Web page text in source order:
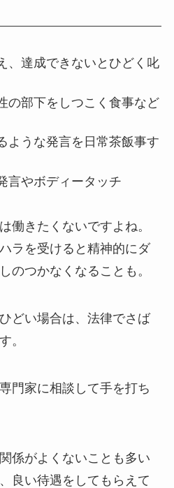
、達成できないとひどく叱
の部下をしつこく食事など
ような発言を日常茶飯事す
言やボディータッチ
働きたくないですよね。
ラを受けると精神的にダ
のつかなくなることも。
どい場合は、法律でさば
。
門家に相談して手を打ち
係がよくないことも多い
良い待遇をしてもらえて